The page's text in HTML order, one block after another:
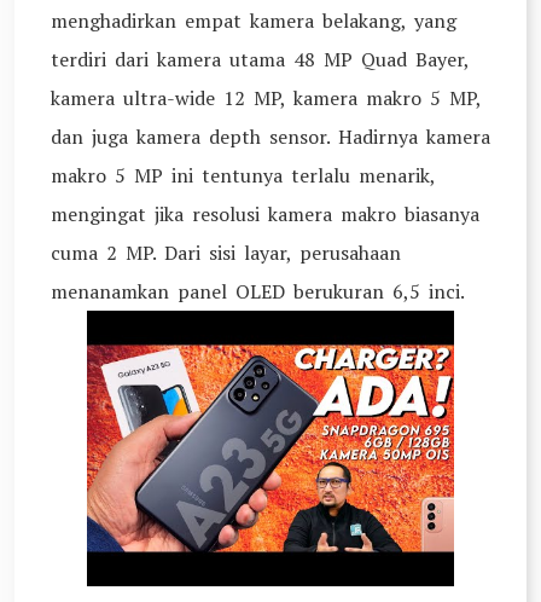
menghadirkan empat kamera belakang, yang
terdiri dari kamera utama 48 MP Quad Bayer,
kamera ultra-wide 12 MP, kamera makro 5 MP,
dan juga kamera depth sensor. Hadirnya kamera
makro 5 MP ini tentunya terlalu menarik,
mengingat jika resolusi kamera makro biasanya
cuma 2 MP. Dari sisi layar, perusahaan
menanamkan panel OLED berukuran 6,5 inci.